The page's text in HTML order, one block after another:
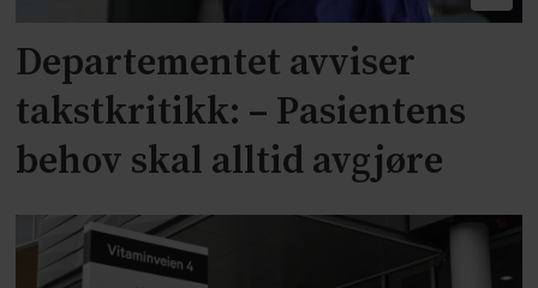
Departementet avviser
takstkritikk: – Pasientens
behov skal alltid avgjøre